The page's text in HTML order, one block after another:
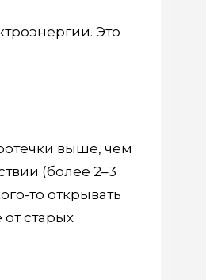
Это
выше, чем
(более 2–3
то открывать
старых